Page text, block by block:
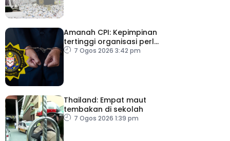
Amanah CPI: Kepimpinan
tertinggi organisasi perlu
pacu reformasi radikal
7 Ogos 2026 3:42 pm
Thailand: Empat maut
tembakan di sekolah
7 Ogos 2026 1:39 pm